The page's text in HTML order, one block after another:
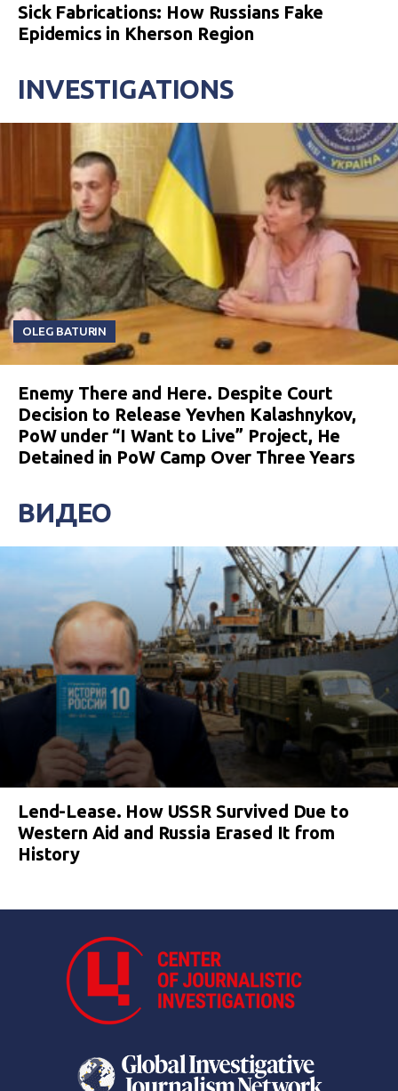
Sick Fabrications: How Russians Fake
Epidemics in Kherson Region
INVESTIGATIONS
OLEG BATURIN
Enemy There and Here. Despite Court
Decision to Release Yevhen Kalashnykov,
PoW under “I Want to Live” Project, He
Detained in PoW Camp Over Three Years
ВИДЕО
Lend-Lease. How USSR Survived Due to
Western Aid and Russia Erased It from
History